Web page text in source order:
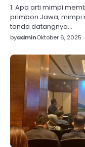
1. Apa arti mimpi
primbon Jawa, mimpi
tanda datangnya…
byadminOktober 6, 2025